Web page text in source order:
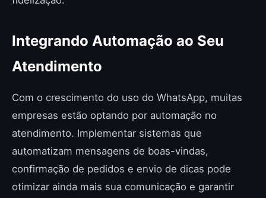
Integrando Automação ao Seu
Atendimento
Com o crescimento do uso do WhatsApp, muitas
empresas estão optando por automação no
atendimento. Implementar sistemas que
automatizam mensagens de boas-vindas,
confirmação de pedidos e envio de dicas pode
otimizar ainda mais sua comunicação e garantir